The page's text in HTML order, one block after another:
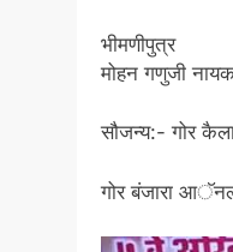
भीमणीपुत्र
मोहन गणुजी
सौजन्य:- गोर
गोर बंजारा